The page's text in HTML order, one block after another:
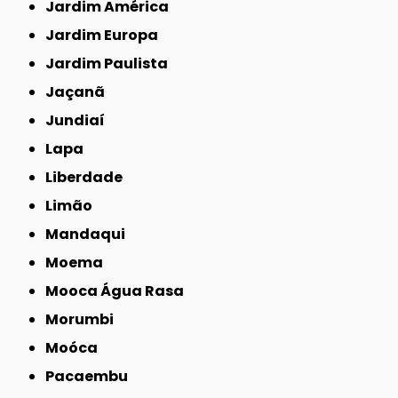
Jardim América
Jardim Europa
Jardim Paulista
Jaçanã
Jundiaí
Lapa
Liberdade
Limão
Mandaqui
Moema
Mooca Água Rasa
Morumbi
Moóca
Pacaembu